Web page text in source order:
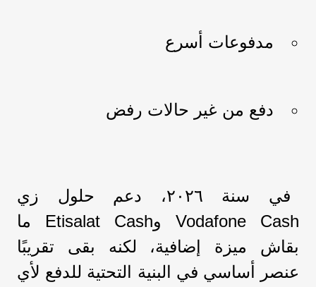
مدفوعات أسرع
دفع من غير حالات رفض
في سنة ٢٠٢٦، دعم حلول زي
Vodafone Cash وEtisalat Cash ما
بقاش ميزة إضافية، لكنه بقى تقريبًا
عنصر أساسي في البنية التحتية للدفع لأي